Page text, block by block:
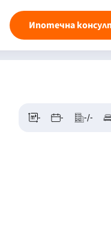
Ипотечна
- - -/-